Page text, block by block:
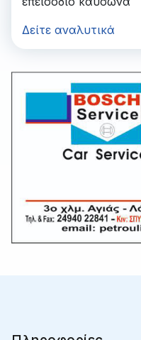
Δείτε αναλυτικά